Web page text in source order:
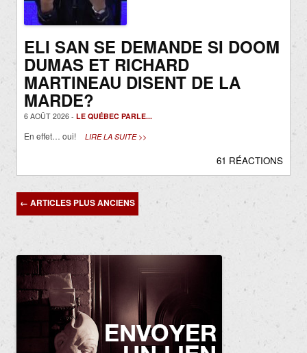
ELI SAN SE DEMANDE SI DOOM
DUMAS ET RICHARD
MARTINEAU DISENT DE LA
MARDE?
6 AOÛT 2026 - LE QUÉBEC PARLE...
En effet… oui! LIRE LA SUITE >>
61 RÉACTIONS
Navigation
des
← ARTICLES PLUS ANCIENS